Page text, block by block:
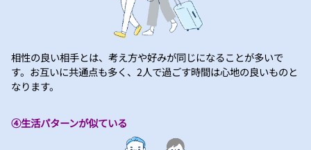
相性の良い相手とは、考え方や好みが同じになることが多いで
す。お互いに共通点も多く、2人で過ごす時間は心地の良いものと
なります。
④生活パターンが似ている